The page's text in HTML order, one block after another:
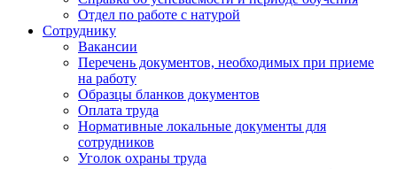
Отдел по работе с натурой
Сотруднику
Вакансии
Перечень документов, необходимых при приеме
на работу
Образцы бланков документов
Оплата труда
Нормативные локальные документы для
сотрудников
Уголок охраны труда